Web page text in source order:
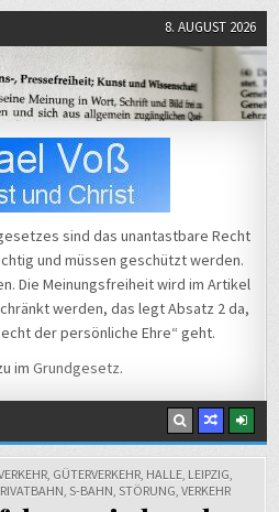
8. AUGUST 2026
sind das unantastbare Recht
und müssen geschützt werden.
Die Meinungsfreiheit wird im Artikel
werden, das legt Absatz 2 da,
der persönliche Ehre“ geht.
im Grundgesetz.
, GÜTERVERKEHR, HALLE, LEIPZIG,
, S-BAHN, STÖRUNG, VERKEHR